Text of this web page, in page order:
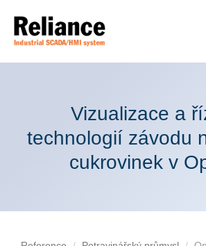
Vizualizace a
technologií závodu
cukrovinek v